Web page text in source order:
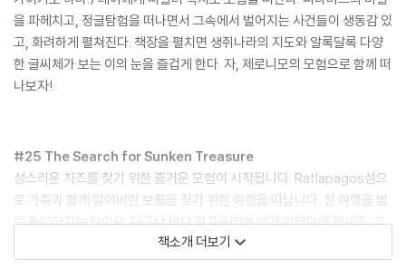
을 파헤치고, 정글탐험을 떠나면서 그속에서 벌어지는 사건들이 생동감 있
고, 화려하게 펼쳐진다. 책장을 펼치면 생쥐나라의 지도와 알록달록 다양
한 글씨체가 보는 이의 눈을 즐겁게 한다. 자, 제로니모의 모험으로 함께 떠
나보자!
#25 The Search for Sunken Treasure
성스러운 치즈를 찾기 위한 즐거운 모험이 시작됩니다. Ratlapagos섬으
로 가족과 함께 잃어버린 보물을 찾기 위한 여행을 떠납니다. 전 여행을 별
로 좋아하지는 않아요. 더구나 바다 한가운데에 배가 떠있다면 말이죠. 그
리고 보물을 찾는 이가 저랑 가족만 있는 건 아니라는 거죠.
책소개 더보기